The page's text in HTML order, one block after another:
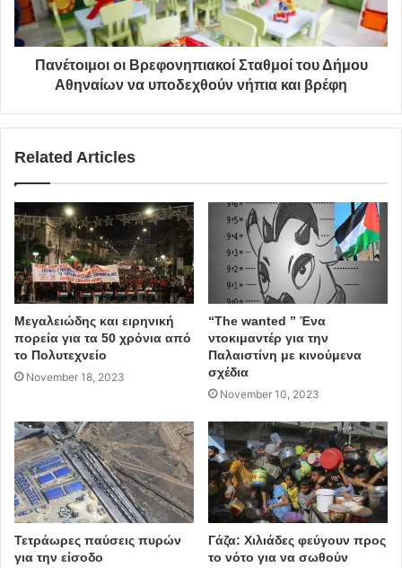
Το πρόγραμμα του “We Are One: A Global Film Festival”,
που συνεπιμελήθηκε η ομάδα των Φεστιβάλ απ’ όλο τον
κόσμο και εκπροσωπεί 35 χώρες,συμπεριλαμβάνει 23
αφηγηματικές ταινίες και οκτώ ντοκιμαντέρ μεγάλου
προγράμματα εικονικής πραγματικότητας και
μουσικές ερμηνείες.
Φεστιβάλ Κινηματογράφου Youtube
Tribeca Enterprises
Πανέτοιμοι οι Βρεφονηπιακοί Σταθμοί του Δήμου
Αθηναίων να υποδεχθούν νήπια και βρέφη
Related Articles
Μεγαλειώδης και ειρηνική
πορεία για τα 50 χρόνια από
το Πολυτεχνείο
November 18, 2023
“The wanted ” Ένα
ντοκιμαντέρ για την
Παλαιστίνη με κινούμενα
σχέδια
November 10, 2023
Τετράωρες παύσεις πυρών
για την είσοδο
Γάζα: Χιλιάδες φεύγουν προς
το νότο για να σωθούν